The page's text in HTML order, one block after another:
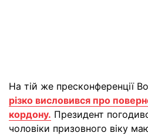
На тій же пресконференції
різко висловився про
кордону. Президент
чоловіки призовного віку